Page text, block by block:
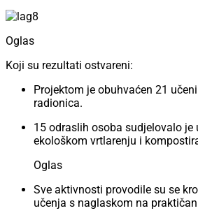
Oglas
Koji su rezultati ostvareni:
Projektom je obuhvaćen 21
radionica.
15 odraslih osoba sudjelovalo je
ekološkom vrtlarenju i
Oglas
Sve aktivnosti provodile su se
učenja s naglaskom na